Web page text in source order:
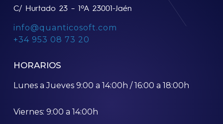
C/ Hurtado 23 – 1ºA 23001-Jaén
info@quanticosoft.com
+34 953 08 73 20
HORARIOS
Lunes a Jueves 9:00 a 14:00h / 16:00 a 18:00h
Viernes: 9:00 a 14:00h